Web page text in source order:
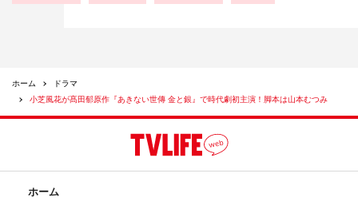
ホーム
ドラマ
小芝風花が髙田郁原作『あきない世傳 金と銀』で時代劇初主演！脚本は山本むつみ
ホーム